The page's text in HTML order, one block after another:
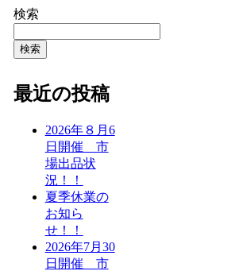
検索
検索
最近の投稿
2026年８月6
日開催 市
場出品状
況！！
夏季休業の
お知ら
せ！！
2026年7月30
日開催 市